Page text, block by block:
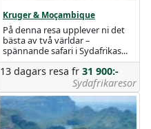
Kruger & Moçambique
På denna resa upplever ni det
bästa av två världar –
spännande safari i Sydafrikas...
13 dagars resa fr 31 900:-
Sydafrikaresor